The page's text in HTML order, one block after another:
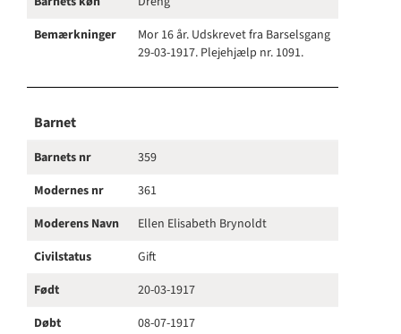
Bemærkninger
Mor 16 år. Udskrevet fra Barselsgang
29-03-1917. Plejehjælp nr. 1091.
Barnet
Barnets nr
359
Modernes nr
361
Moderens Navn
Ellen Elisabeth Brynoldt
Civilstatus
Gift
Født
20-03-1917
Døbt
08-07-1917